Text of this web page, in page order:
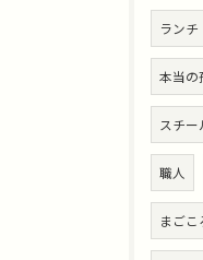
ランチ
本当の
スチー
職人
まごこ